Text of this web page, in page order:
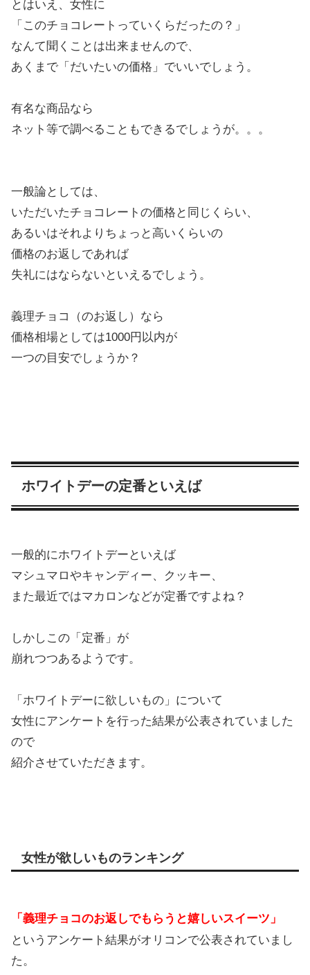
とはいえ、女性に
「このチョコレートっていくらだったの？」
なんて聞くことは出来ませんので、
あくまで「だいたいの価格」でいいでしょう。
有名な商品なら
ネット等で調べることもできるでしょうが。。。
一般論としては、
いただいたチョコレートの価格と同じくらい、
あるいはそれよりちょっと高いくらいの
価格のお返しであれば
失礼にはならないといえるでしょう。
義理チョコ（のお返し）なら
価格相場としては1000円以内が
一つの目安でしょうか？
ホワイトデーの定番といえば
一般的にホワイトデーといえば
マシュマロやキャンディー、クッキー、
また最近ではマカロンなどが定番ですよね？
しかしこの「定番」が
崩れつつあるようです。
「ホワイトデーに欲しいもの」について
女性にアンケートを行った結果が公表されていました
ので
紹介させていただきます。
女性が欲しいものランキング
「義理チョコのお返しでもらうと嬉しいスイーツ」
というアンケート結果がオリコンで公表されていまし
た。